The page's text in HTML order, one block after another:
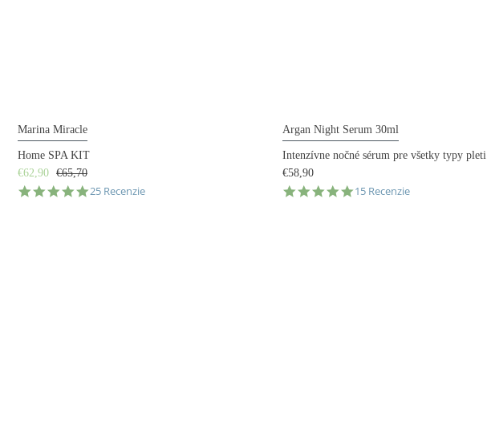
Marina Miracle
Home SPA KIT
€62,90 €65,70
5.0
25 Recenzie
Argan Night Serum 30ml
Intenzívne nočné sérum pre všetky typy pleti
€58,90
5.0
15 Recenzie